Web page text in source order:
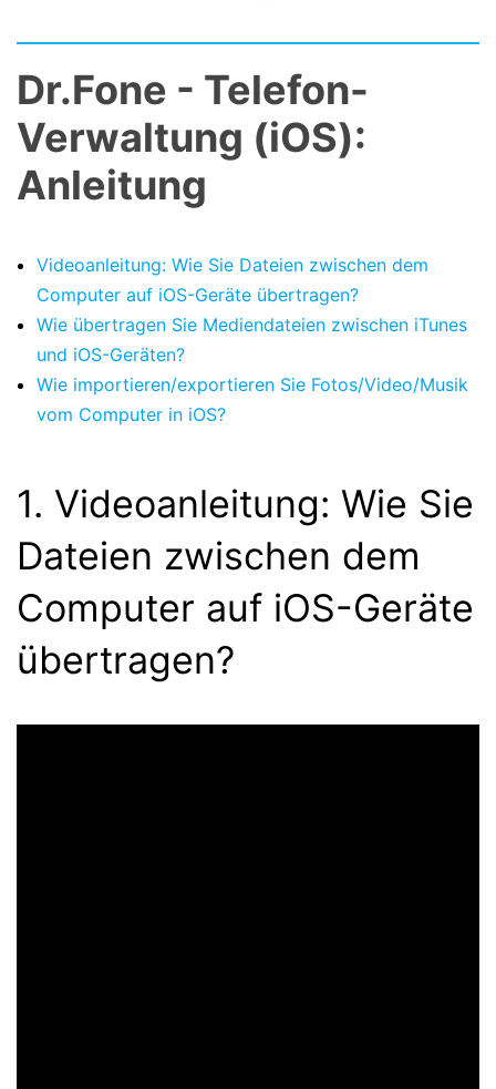
Dr.Fone - Telefon-
Verwaltung (iOS):
Anleitung
Videoanleitung: Wie Sie Dateien zwischen dem
Computer auf iOS-Geräte übertragen?
Wie übertragen Sie Mediendateien zwischen iTunes
und iOS-Geräten?
Wie importieren/exportieren Sie Fotos/Video/Musik
vom Computer in iOS?
1. Videoanleitung: Wie Sie
Dateien zwischen dem
Computer auf iOS-Geräte
übertragen?